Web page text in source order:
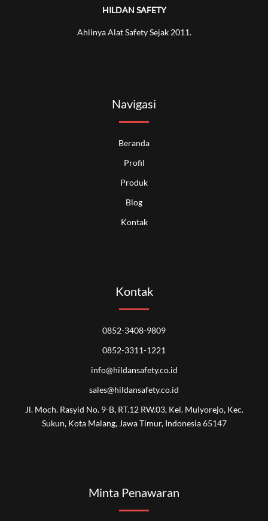
HILDAN SAFETY
Ahlinya Alat Safety Sejak 2011.
Navigasi
Beranda
Profil
Produk
Blog
Kontak
Kontak
0852-3408-9809
0852-3311-1221
info@hildansafety.co.id
sales@hildansafety.co.id
Jl. Moch. Rasyid No. 9-B, RT.12 RW.03, Kel. Mulyorejo, Kec.
Sukun, Kota Malang, Jawa Timur, Indonesia 65147
Minta Penawaran